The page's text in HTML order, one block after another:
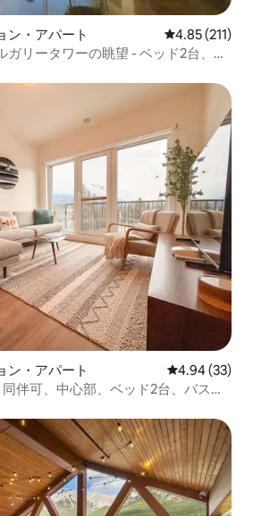
ン・アパート レビュー211
4.85 (211)
リータワーの眺望 - ベッド2台、バ
スです。
ン・アパート レビュー33
4.94 (33)
伴可、中心部、ベッド2台、バスル
スです。